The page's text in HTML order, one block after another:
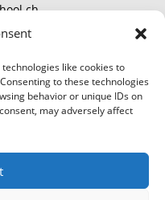
like cookies to
to these technologies
behavior or unique IDs on
may adversely affect
21 01